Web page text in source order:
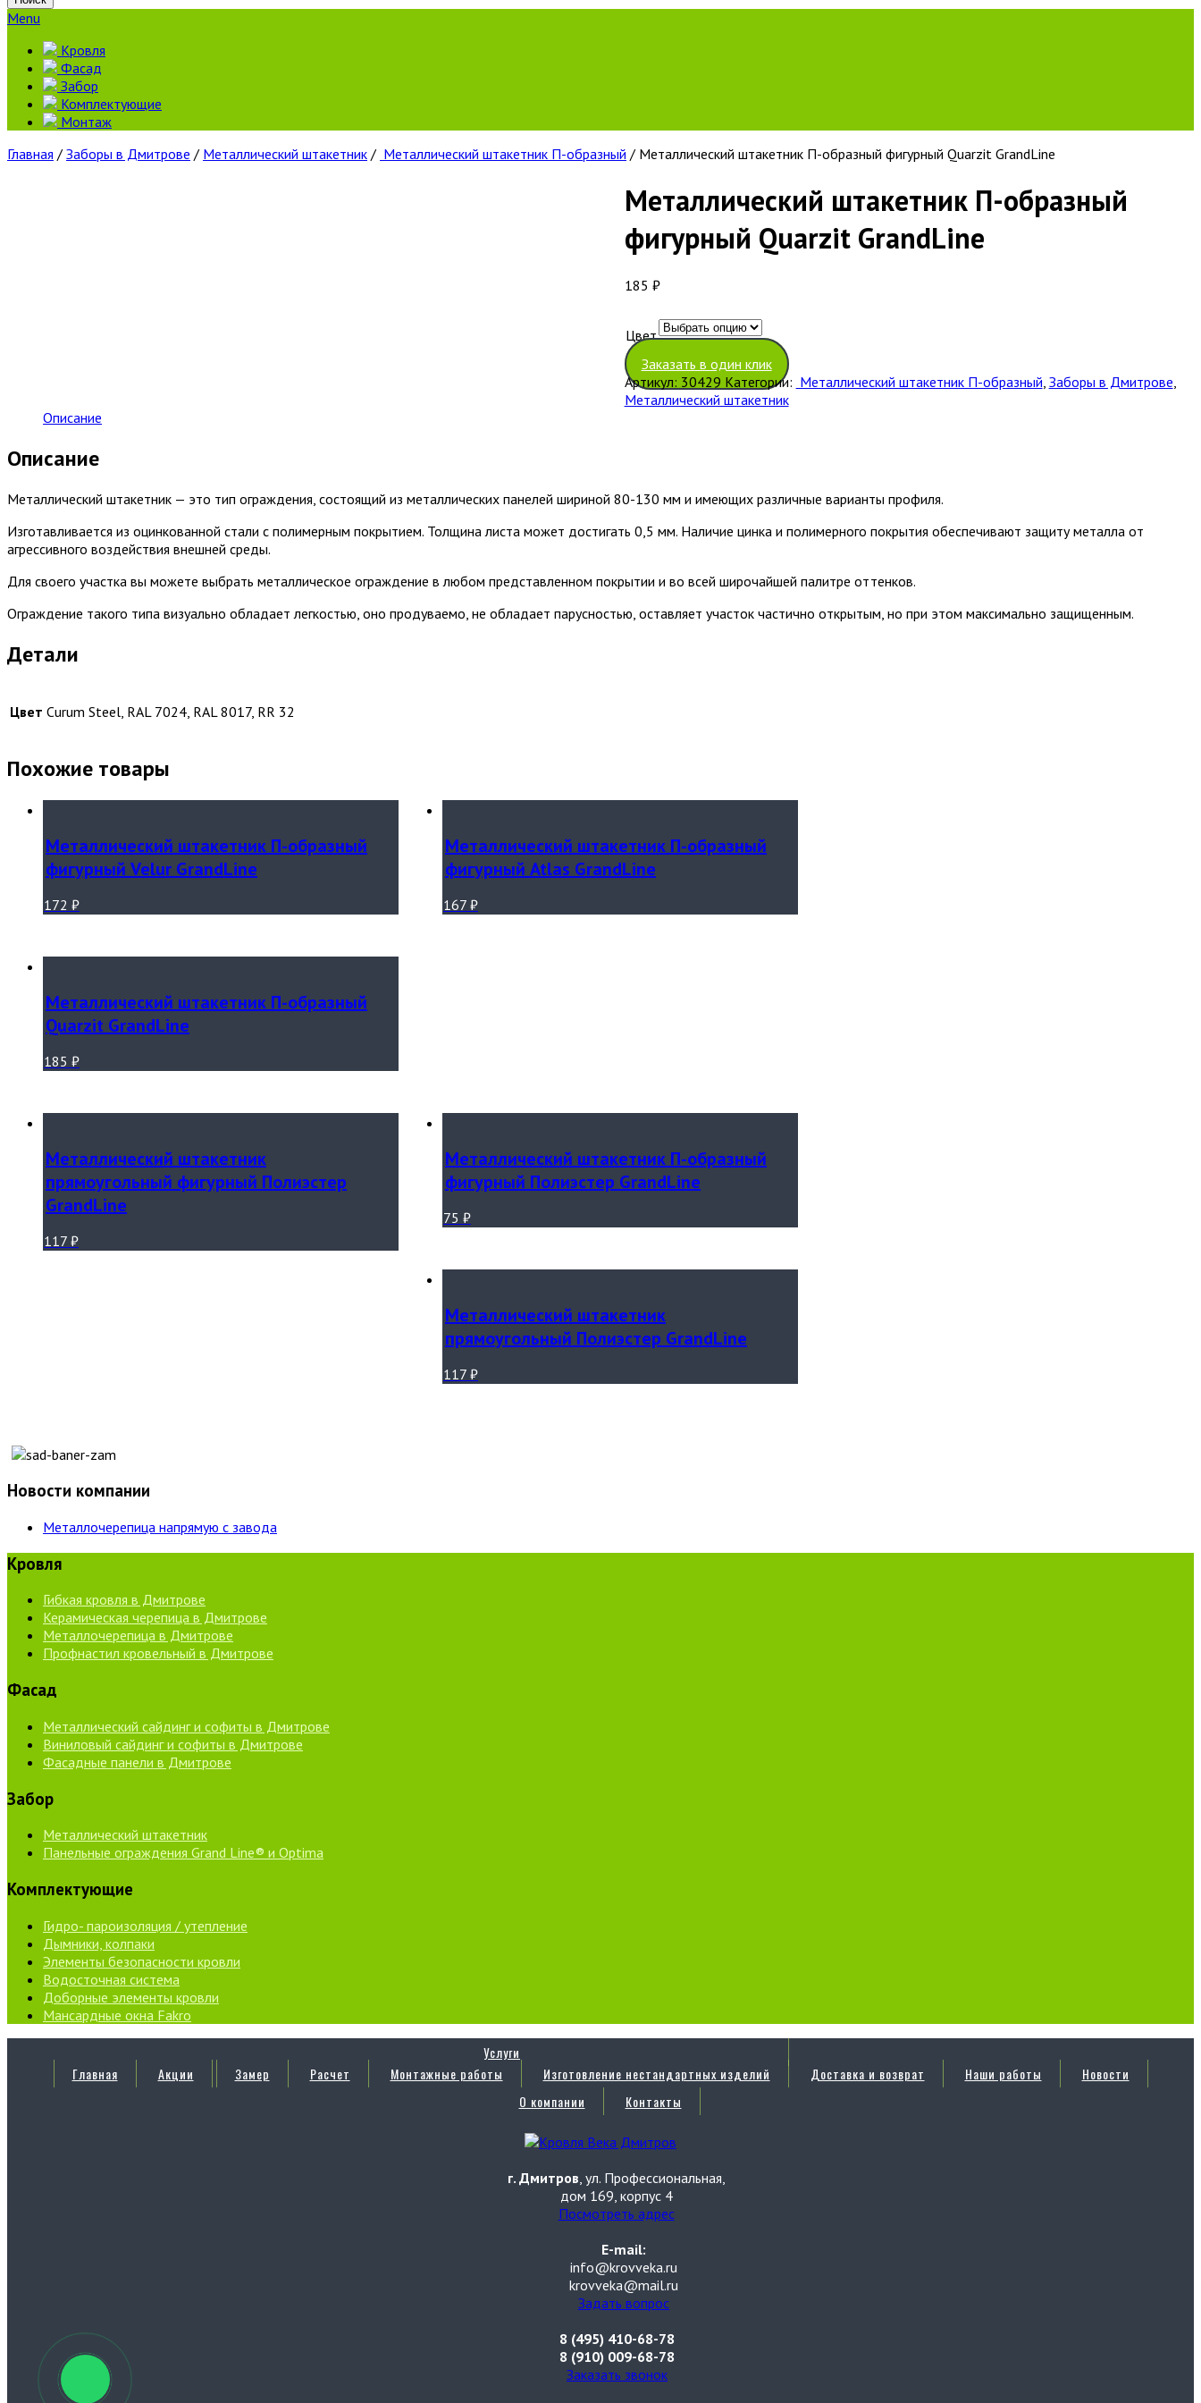
Menu
Кровля
Фасад
Забор
Комплектующие
Монтаж
Главная / Заборы в Дмитрове / Металлический штакетник / Металлический штакетник П-образный / Металлический штакетник П-образный фигурный Quarzit GrandLine
Металлический штакетник П-образный
фигурный Quarzit GrandLine
185 ₽
Цвет
Очистить
Заказать в один клик
Артикул: 30429 Категории: Металлический штакетник П-образный Заборы в Дмитрове
Металлический штакетник
Описание
Описание
Металлический штакетник — это тип ограждения, состоящий из металлических панелей шириной 80-130 мм и имеющих различные варианты профиля.
Изготавливается из оцинкованной стали с полимерным покрытием. Толщина листа может достигать 0,5 мм. Наличие цинка и полимерного покрытия обеспечивают защиту металла от
агрессивного воздействия внешней среды.
Для своего участка вы можете выбрать металлическое ограждение в любом представленном покрытии и во всей широчайшей палитре оттенков.
Ограждение такого типа визуально обладает легкостью, оно продуваемо, не обладает парусностью, оставляет участок частично открытым, но при этом максимально защищенным.
Детали
Цвет Curum Steel, RAL 7024, RAL 8017, RR 32
Похожие товары
Металлический штакетник П-образный
фигурный Velur GrandLine
172 ₽
Металлический штакетник П-образный
фигурный Atlas GrandLine
167 ₽
Металлический штакетник П-образный
Quarzit GrandLine
185 ₽
Металлический штакетник
прямоугольный фигурный Полиэстер
GrandLine
117 ₽
Металлический штакетник П-образный
фигурный Полиэстер GrandLine
75 ₽
Металлический штакетник
прямоугольный Полиэстер GrandLine
117 ₽
Новости компании
Металлочерепица напрямую с завода
Кровля
Гибкая кровля в Дмитрове
Керамическая черепица в Дмитрове
Металлочерепица в Дмитрове
Профнастил кровельный в Дмитрове
Фасад
Металлический сайдинг и софиты в Дмитрове
Виниловый сайдинг и софиты в Дмитрове
Фасадные панели в Дмитрове
Забор
Металлический штакетник
Панельные ограждения Grand Line® и Optima
Комплектующие
Гидро- пароизоляция / утепление
Дымники, колпаки
Элементы безопасности кровли
Водосточная система
Доборные элементы кровли
Мансардные окна Fakro
Главная Акции
Услуги
Замер
Расчет Монтажные работы Изготовление нестандартных изделий Доставка и возврат Наши работы
Новости
О компании
Контакты
г. Дмитров , ул. Профессиональная,
дом 169, корпус 4
Посмотреть адрес
E-mail:
info@krovveka.ru
krovveka@mail.ru
Задать вопрос
8 (495) 410-68-78
8 (910) 009-68-78
Заказать звонок